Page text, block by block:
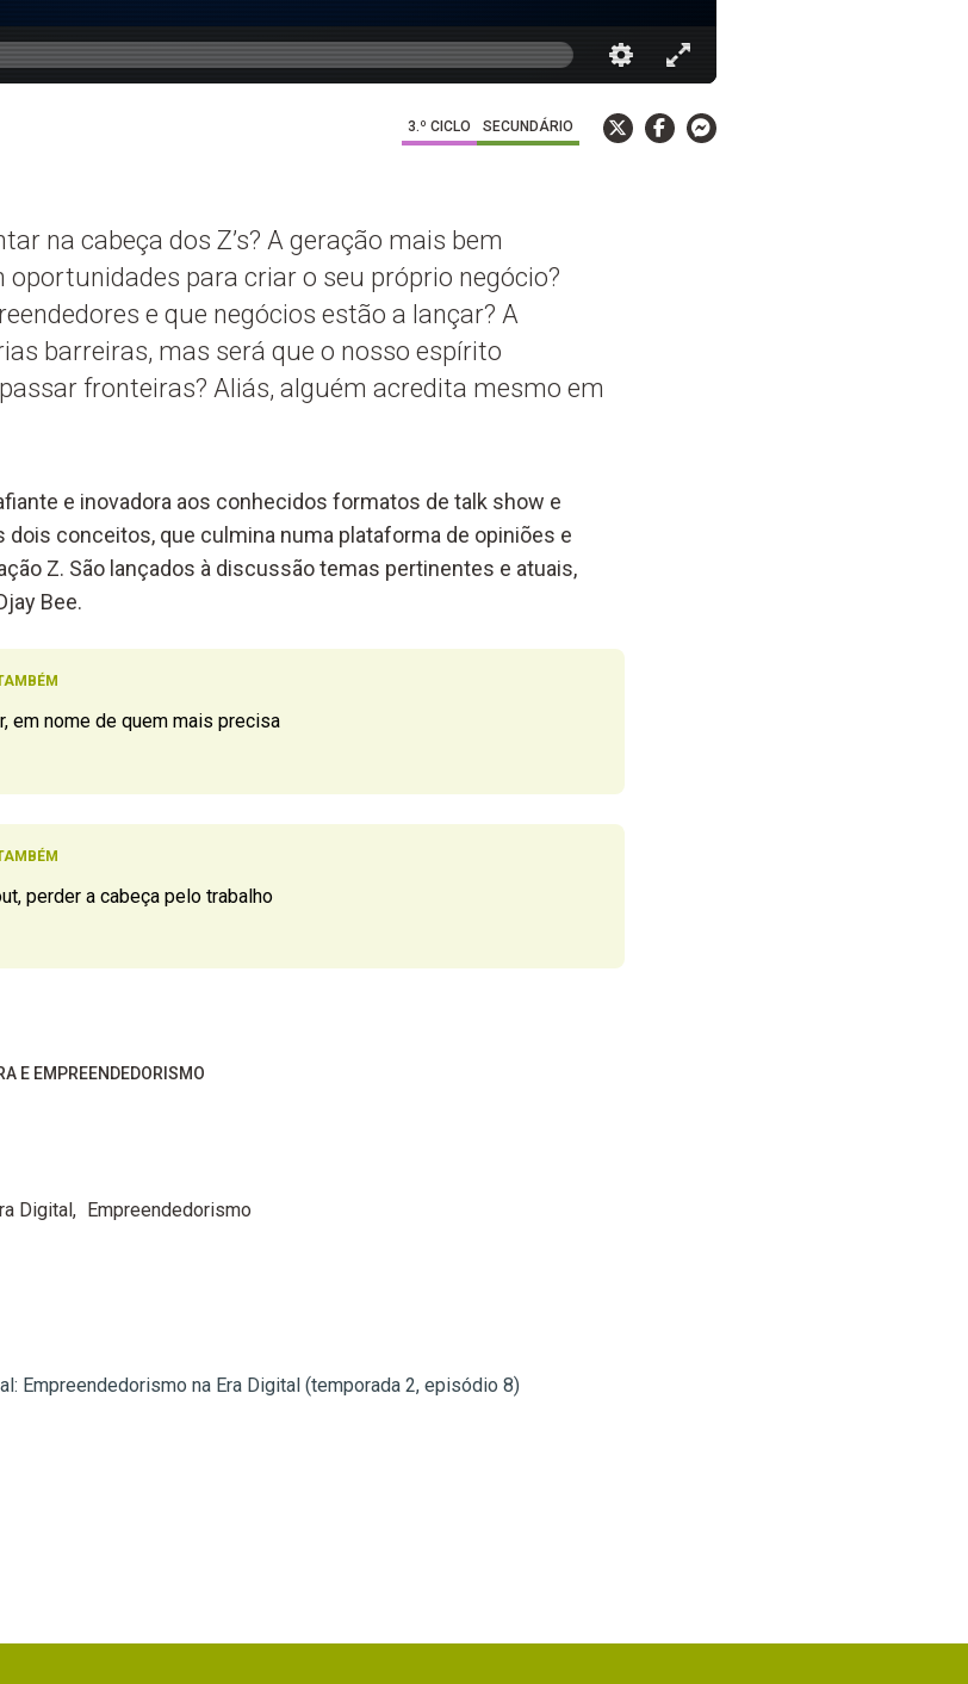
3.º CICLO SECUNDÁRIO
na cabeça dos Z’s? A geração mais bem
oportunidades para criar o seu próprio negócio?
e que negócios estão a lançar? A
barreiras, mas será que o nosso espírito
fronteiras? Aliás, alguém acredita mesmo em
e inovadora aos conhecidos formatos de talk show e
conceitos, que culmina numa plataforma de opiniões e
Z. São lançados à discussão temas pertinentes e atuais,
Bee.
em nome de quem mais precisa
perder a cabeça pelo trabalho
E EMPREENDEDORISMO
Digital Empreendedorismo
Empreendedorismo na Era Digital (temporada 2, episódio 8)